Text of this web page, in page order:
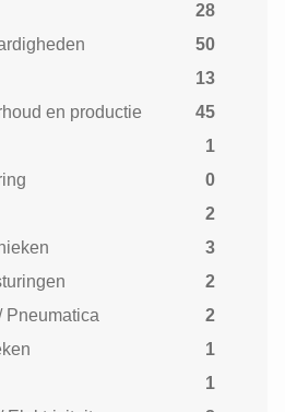
28
50
13
en productie
45
1
0
2
3
2
Pneumatica
2
1
1